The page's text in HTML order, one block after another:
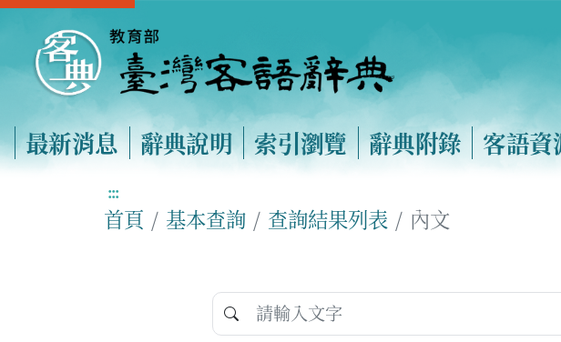
最新消息 辭典說明 索引瀏覽 辭典附錄 客語資
:::
首頁 基本查詢 查詢結果列表 內文